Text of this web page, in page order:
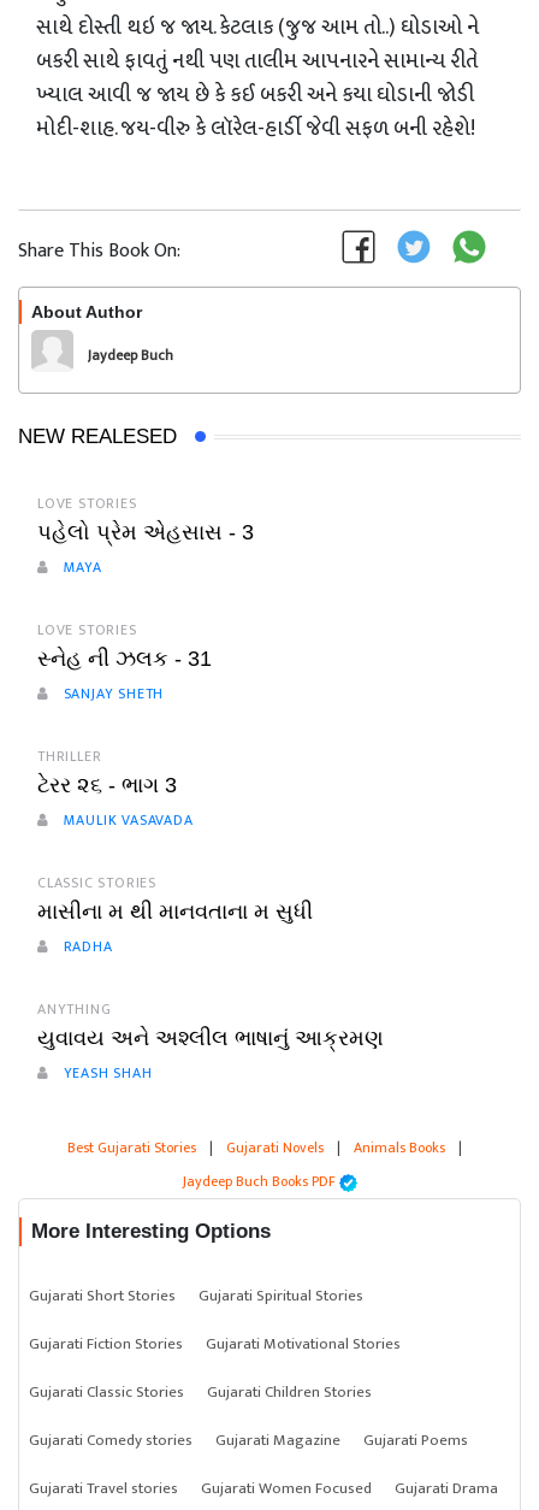
સાથે દોસ્તી થઇ જ જાય. કેટલાક (જુજ આમ તો..) ઘોડાઓ ને
બકરી સાથે ફાવતું નથી પણ તાલીમ આપનારને સામાન્ય રીતે
ખ્યાલ આવી જ જાય છે કે કઈ બકરી અને કયા ઘોડાની જોડી
મોદી-શાહ. જય-વીરુ કે લૉરેલ-હાર્ડી જેવી સફળ બની રહેશે!
Share This Book On:
About Author
Jaydeep Buch
NEW REALESED
LOVE STORIES
પહેલો પ્રેમ એહસાસ - 3
MAYA
LOVE STORIES
સ્નેહ ની ઝલક - 31
SANJAY SHETH
THRILLER
ટેરર ૨૬ - ભાગ 3
MAULIK VASAVADA
CLASSIC STORIES
માસીના મ થી માનવતાના મ સુધી
RADHA
ANYTHING
યુવાવય અને અશ્લીલ ભાષાનું આક્રમણ
YEASH SHAH
Best Gujarati Stories | Gujarati Novels | Animals Books |
Jaydeep Buch Books PDF
More Interesting Options
Gujarati Short Stories
Gujarati Spiritual Stories
Gujarati Fiction Stories
Gujarati Motivational Stories
Gujarati Classic Stories
Gujarati Children Stories
Gujarati Comedy stories
Gujarati Magazine
Gujarati Poems
Gujarati Travel stories
Gujarati Women Focused
Gujarati Drama